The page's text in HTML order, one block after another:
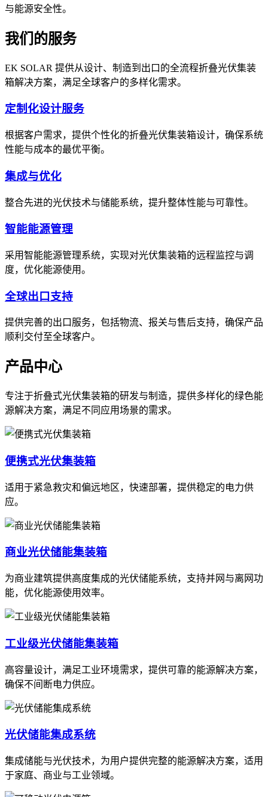
与能源安全性。
我们的服务
EK SOLAR 提供从设计、制造到出口的全流程折叠光伏集装
箱解决方案，满足全球客户的多样化需求。
定制化设计服务
根据客户需求，提供个性化的折叠光伏集装箱设计，确保系统
性能与成本的最优平衡。
集成与优化
整合先进的光伏技术与储能系统，提升整体性能与可靠性。
智能能源管理
采用智能能源管理系统，实现对光伏集装箱的远程监控与调
度，优化能源使用。
全球出口支持
提供完善的出口服务，包括物流、报关与售后支持，确保产品
顺利交付至全球客户。
产品中心
专注于折叠式光伏集装箱的研发与制造，提供多样化的绿色能
源解决方案，满足不同应用场景的需求。
便携式光伏集装箱
适用于紧急救灾和偏远地区，快速部署，提供稳定的电力供
应。
商业光伏储能集装箱
为商业建筑提供高度集成的光伏储能系统，支持并网与离网功
能，优化能源使用效率。
工业级光伏储能集装箱
高容量设计，满足工业环境需求，提供可靠的能源解决方案，
确保不间断电力供应。
光伏储能集成系统
集成储能与光伏技术，为用户提供完整的能源解决方案，适用
于家庭、商业与工业领域。